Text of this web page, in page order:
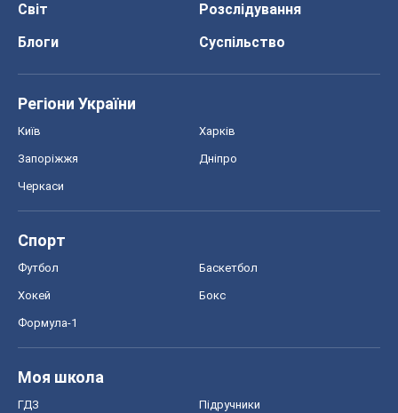
Світ
Розслідування
Блоги
Суспільство
Регіони України
Київ Харків
Запоріжжя Дніпро
Черкаси
Спорт
Футбол Баскетбол
Хокей Бокс
Формула-1
Моя школа
ГДЗ Підручники